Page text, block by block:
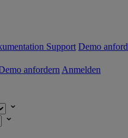
Support Demo
anfordern Anmelden